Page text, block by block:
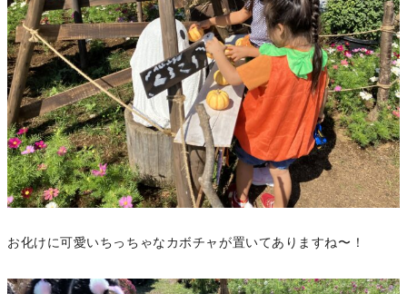
お化けに可愛いちっちゃなカボチャが置いてありますね〜！